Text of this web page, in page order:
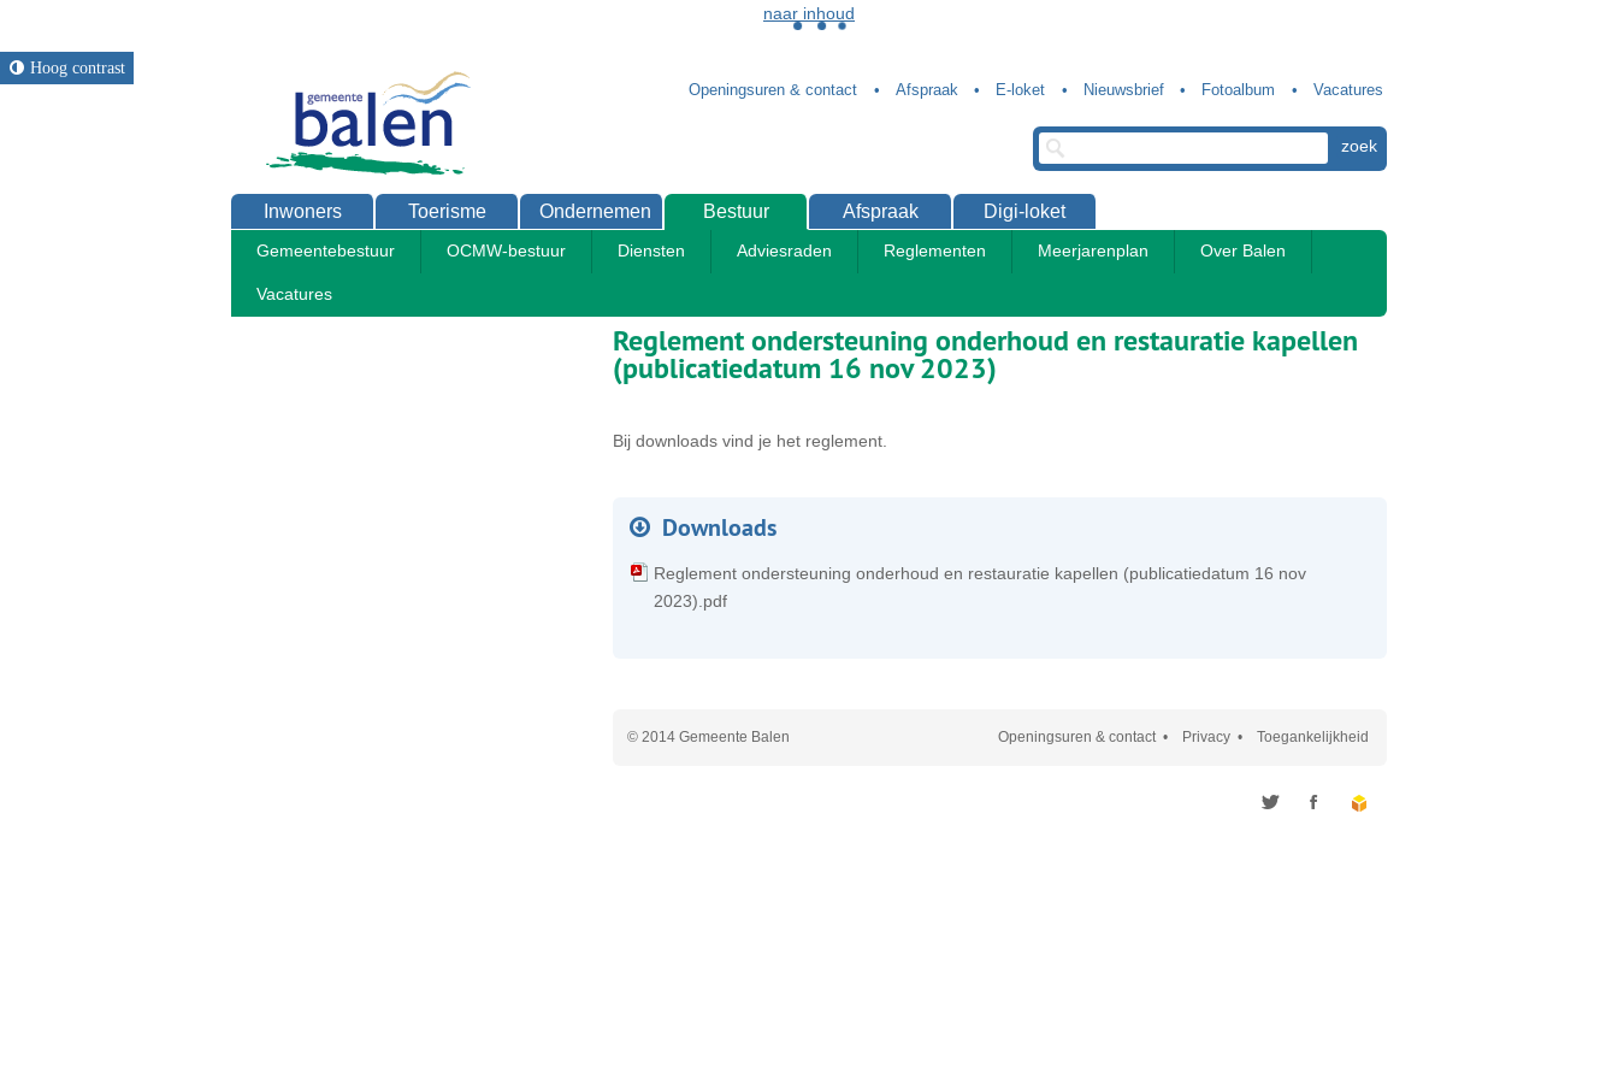
naar inhoud
Hoog contrast
Openingsuren & contact Afspraak E-loket Nieuwsbrief Fotoalbum Vacatures
Inwoners Toerisme Ondernemen Bestuur
Gemeentebestuur OCMW-bestuur Diensten Adviesraden Reglementen Meerjarenplan Over Balen
Vacatures
Afspraak Digi-loket
Home Bestuur
Reglement ondersteuning onderhoud en restauratie kapellen
(publicatiedatum 16 nov 2023)
Bij downloads vind je het reglement.
Downloads
Reglement ondersteuning onderhoud en restauratie kapellen (publicatiedatum 16 nov
2023).pdf
© 2014 Gemeente Balen Openingsuren & contact Privacy Toegankelijkheid